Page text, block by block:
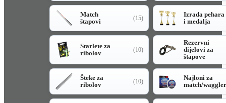
Match
štapovi
(15)
Izrada pehara
i medalja
Starlete za
ribolov
(10)
Rezervni
dijelovi za
štapove
Šteke za
ribolov
(10)
Najloni za
match/waggler